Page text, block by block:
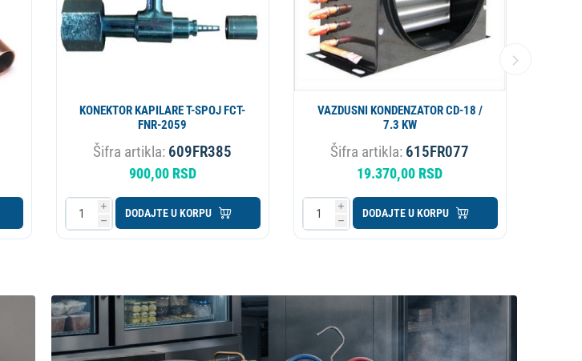
KONEKTOR KAPILARE T-SPOJ FCT-
FNR-2059
Šifra artikla: 609FR385
900,00 RSD
i
h
DODAJTE U KORPU
VAZDUSNI KONDENZATOR CD-18 /
7.3 KW
Šifra artikla: 615FR077
19.370,00 RSD
i
h
DODAJTE U KORPU